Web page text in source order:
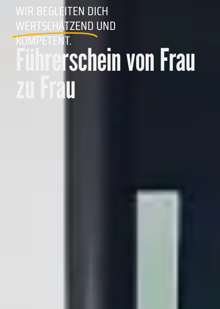
WIR BEGLEITEN DICH
WERTSCHÄTZENDUND
KOMPETENT.
Führerschein von Frau
zu Frau